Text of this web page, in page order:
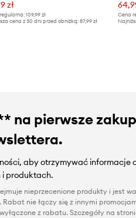
zł
109,99 zł
cena z 30 dni przed obniżką:87,99 zł
Cena
na pierwsze
aby otrzymywać informacje
produktach.
nieprzecenione produkty i jest
Rabat nie łączy się z innymi
z rabatu. Szczegóły na